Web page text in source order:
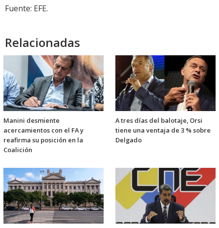
Fuente: EFE.
Relacionadas
Manini desmiente
acercamientos con el FA y
reafirma su posición en la
Coalición
A tres días del balotaje, Orsi
tiene una ventaja de 3 % sobre
Delgado